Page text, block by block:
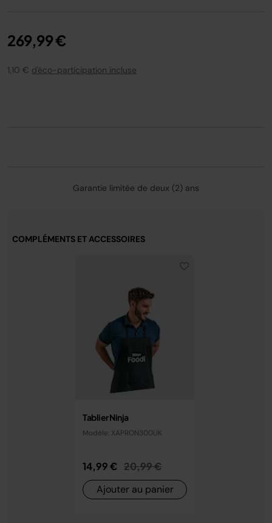
269,99 €
1,10 € d'éco-participation incluse
Garantie limitée de deux (2) ans
COMPLÉMENTS ET ACCESSOIRES
Tablier Ninja
Modèle: XAPRON300UK
14,99 € Prix réduit de
20,99 €au
Ajouter au panier